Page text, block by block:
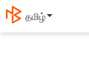
தமிழ்